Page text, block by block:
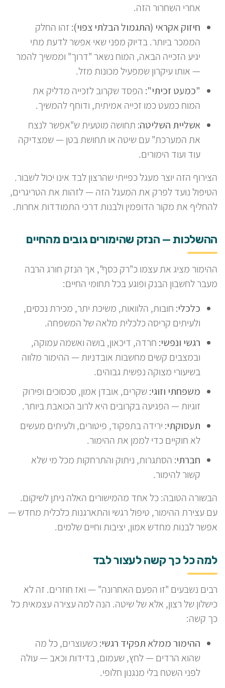
אחרי השחרור הזה.
חיזוק אקראי (התגמול הבלתי צפוי): זהו החלק
הממכר ביותר. בדיוק מפני שאי אפשר לדעת מתי
יגיע הזכייה הבאה, המוח נשאר "דרוך" וממשיך להמר
— אותו עיקרון שמפעיל מכונות מזל.
"כמעט זכיתי": הפסד שקרוב לזכייה מדליק את
המוח כמעט כמו זכייה אמיתית, ודוחף להמשיך.
אשליית השליטה: תחושה מוטעית ש"אפשר לנצח
את המערכת" עם שיטה או תחושת בטן — שמצדיקה
עוד ועוד הימורים.
הצירוף הזה יוצר מעגל כפייתי שהרצון לבד אינו יכול לשבור.
הטיפול נועד לפרק את המעגל הזה — לזהות את הטריגרים,
להחליף את מקור הדופמין ולבנות דרכי התמודדות אחרות.
ההשלכות — הנזק שהימורים גובים מהחיים
ההימור מציג את עצמו כ"רק כסף", אך הנזק חורג הרבה
מעבר לחשבון הבנק ופוגע בכל תחומי החיים:
כלכלי: חובות, הלוואות, משיכת יתר, מכירת נכסים,
ולעיתים קריסה כלכלית מלאה של המשפחה.
רגשי ונפשי: חרדה, דיכאון, בושה ואשמה עמוקה,
ובמצבים קשים מחשבות אובדניות — ההימור מלווה
בשיעורי מצוקה נפשית גבוהים.
משפחתי וזוגי: שקרים, אובדן אמון, סכסוכים ופירוק
זוגיות — הפגיעה בקרובים היא לרוב הכואבת ביותר.
תעסוקתי: ירידה בתפקוד, פיטורים, ולעיתים מעשים
לא חוקיים כדי לממן את ההימור.
חברתי: הסתגרות, ניתוק והתרחקות מכל מי שלא
קשור להימור.
הבשורה הטובה: כל אחד מהמישורים האלה ניתן לשיקום.
עם עצירת ההימור, טיפול רגשי והתארגנות כלכלית מחדש —
אפשר לבנות מחדש אמון, יציבות וחיים שלמים.
למה כל כך קשה לעצור לבד
רבים נשבעים "זו הפעם האחרונה" — ואז חוזרים. זה לא
כישלון של רצון, אלא של שיטה. הנה למה עצירה עצמאית כל
כך קשה:
ההימור ממלא תפקיד רגשי: כשעוצרים, כל מה
שהוא הרדים — לחץ, שעמום, בדידות וכאב — עולה
לפני השטח בלי מנגנון חלופי.